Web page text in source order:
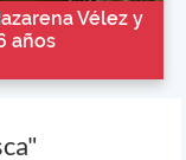
Vélez y
años